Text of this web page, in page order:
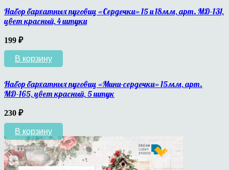
Набор бархатных пуговиц «Сердечки» 15 и 18мм, арт. МД-131,
цвет красный, 4 штуки
199 ₽
В корзину
Набор бархатных пуговиц «Мини-сердечки» 15мм, арт.
МД-165, цвет красный, 5 штук
230 ₽
В корзину